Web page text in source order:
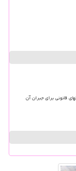
قانونی برای جبران آن